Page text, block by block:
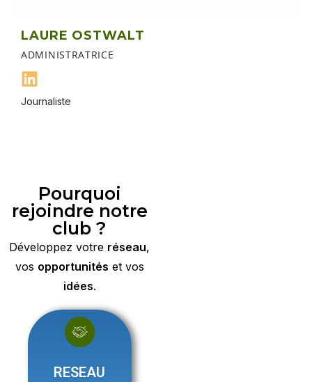
LAURE OSTWALT
ADMINISTRATRICE
Journaliste
Pourquoi
rejoindre notre
club ?
Développez votre réseau,
vos opportunités et vos
idées.
RESEAU